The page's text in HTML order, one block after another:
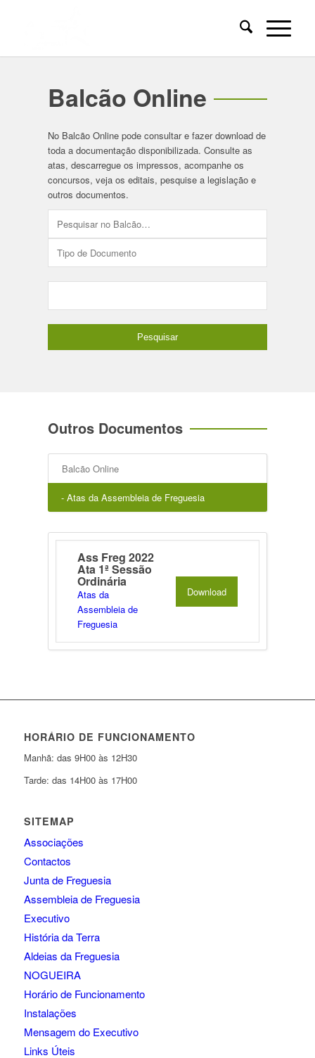
Balcão Online
No Balcão Online pode consultar e fazer download de
toda a documentação disponibilizada. Consulte as
atas, descarregue os impressos, acompanhe os
concursos, veja os editais, pesquise a legislação e
outros documentos.
Outros Documentos
Balcão Online
- Atas da Assembleia de Freguesia
Ass Freg 2022
Ata 1ª Sessão
Ordinária
Atas da
Assembleia de
Freguesia
Download
HORÁRIO DE FUNCIONAMENTO
Manhã: das 9H00 às 12H30
Tarde: das 14H00 às 17H00
SITEMAP
Associações
Contactos
Junta de Freguesia
Assembleia de Freguesia
Executivo
História da Terra
Aldeias da Freguesia
NOGUEIRA
Horário de Funcionamento
Instalações
Mensagem do Executivo
Links Úteis